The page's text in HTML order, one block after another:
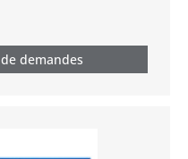
demandes